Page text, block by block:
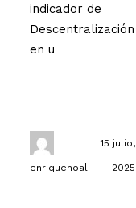
indicador de
Descentralización
en u
enriquenoal
15 julio,
2025